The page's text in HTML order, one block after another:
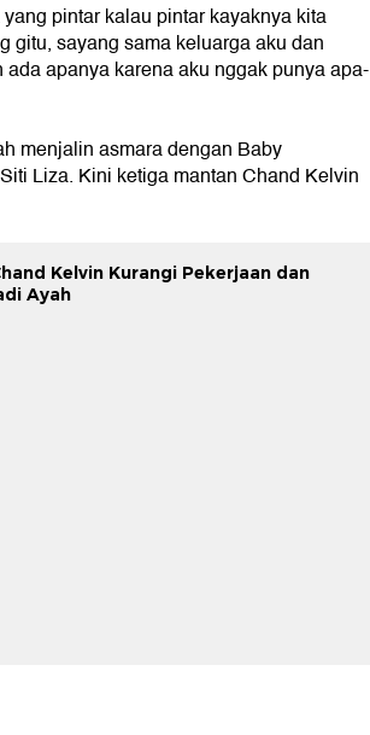
pintar kalau pintar kayaknya kita
gitu, sayang sama keluarga aku dan
apanya karena aku nggak punya apa-
menjalin asmara dengan Baby
Liza. Kini ketiga mantan Chand Kelvin
Kelvin Kurangi Pekerjaan dan
Ayah